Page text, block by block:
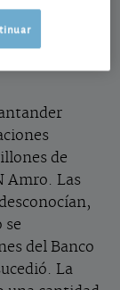
en su
se pongan
de
Amro. Las
se
del Banco
La